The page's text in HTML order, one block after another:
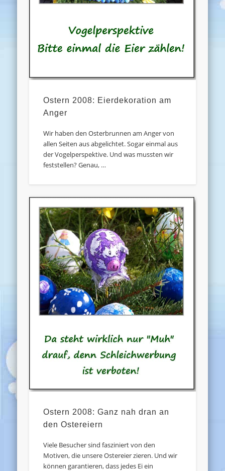
Ostern 2008: Eierdekoration am
Anger
Wir haben den Osterbrunnen am Anger von
allen Seiten aus abgelichtet. Sogar einmal aus
der Vogelperspektive. Und was mussten wir
feststellen? Genau, …
Ostern 2008: Ganz nah dran an
den Ostereiern
Viele Besucher sind fasziniert von den
Motiven, die unsere Ostereier zieren. Und wir
können garantieren, dass jedes Ei ein